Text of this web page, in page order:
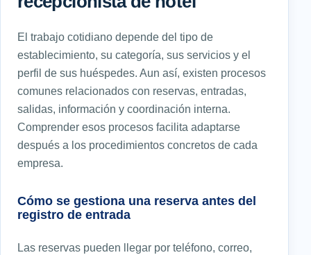
El trabajo cotidiano depende del tipo de
establecimiento, su categoría, sus servicios y el
perfil de sus huéspedes. Aun así, existen procesos
comunes relacionados con reservas, entradas,
salidas, información y coordinación interna.
Comprender esos procesos facilita adaptarse
después a los procedimientos concretos de cada
empresa.
Cómo se gestiona una reserva antes del
registro de entrada
Las reservas pueden llegar por teléfono, correo,